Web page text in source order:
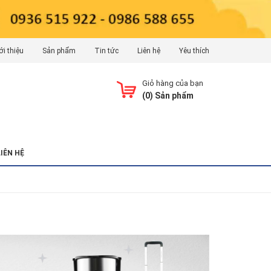
thiệu Sản phẩm Tin tức Liên hệ Yêu thích
Giỏ hàng của bạn
(0) Sản phẩm
HỆ